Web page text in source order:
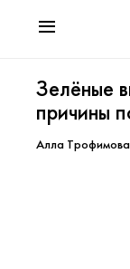
Мода
Звезды
Гороскопы
Зелёные
причины
Алла Трофимова